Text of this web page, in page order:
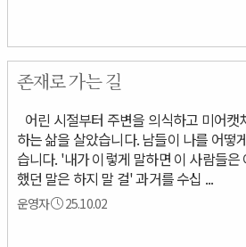
존재로 가는 길
어린 시절부터 주변을 의식하고 미어
하는 삶을 살았습니다. 남들이 나를 어떻
습니다. '내가 이렇게 말하면 이 사람들
했던 말은 하지 말 걸' 과거를 수십 ...
운영자 25.10.02